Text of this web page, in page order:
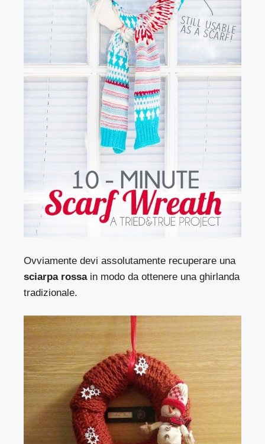
Ovviamente devi assolutamente recuperare una
sciarpa rossain modo da ottenere una ghirlanda
tradizionale.